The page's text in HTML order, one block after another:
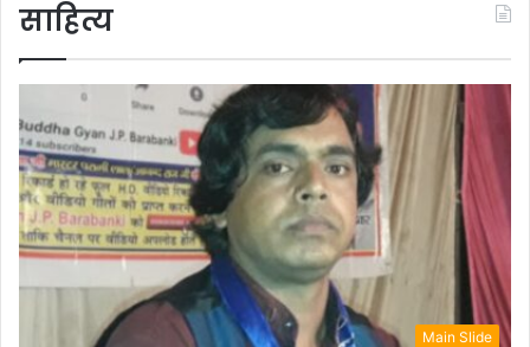
साहित्य
Main Slide